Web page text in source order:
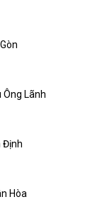
Lãnh
Định
Hòa